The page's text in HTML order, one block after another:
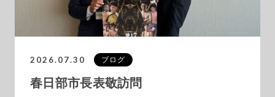
2026.07.30 ブログ
春日部市長表敬訪問